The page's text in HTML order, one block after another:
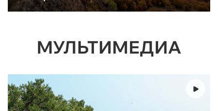
МУЛЬТИМЕДИА